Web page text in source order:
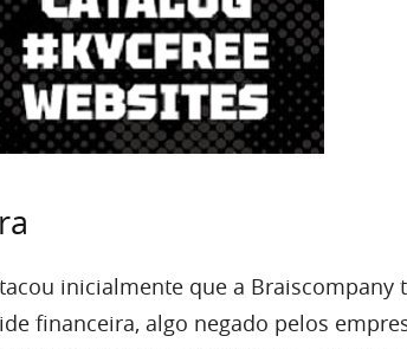
inicialmente que a Braiscompany
financeira, algo negado pelos